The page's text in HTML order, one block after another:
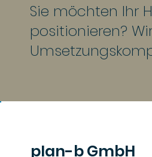
Sie möchten Ihr
positionieren?
plan-b GmbH